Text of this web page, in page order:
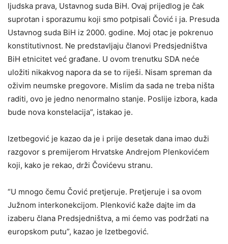
ljudska prava, Ustavnog suda BiH. Ovaj prijedlog je čak
suprotan i sporazumu koji smo potpisali Čović i ja. Presuda
Ustavnog suda BiH iz 2000. godine. Moj otac je pokrenuo
konstitutivnost. Ne predstavljaju članovi Predsjedništva
BiH etnicitet već građane. U ovom trenutku SDA neće
uložiti nikakvog napora da se to riješi. Nisam spreman da
oživim neumske pregovore. Mislim da sada ne treba ništa
raditi, ovo je jedno nenormalno stanje. Poslije izbora, kada
bude nova konstelacija”, istakao je.
Izetbegović je kazao da je i prije desetak dana imao duži
razgovor s premijerom Hrvatske Andrejom Plenkovićem
koji, kako je rekao, drži Čovićevu stranu.
“U mnogo čemu Čović pretjeruje. Pretjeruje i sa ovom
Južnom interkonekcijom. Plenković kaže dajte im da
izaberu člana Predsjedništva, a mi ćemo vas podržati na
europskom putu”, kazao je Izetbegović.